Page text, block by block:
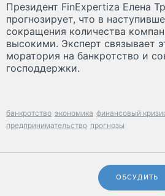
Президент FinExpertiza Елена
прогнозирует, что в
сокращения количества
высокими. Эксперт связывает
моратория на банкротство и
господдержки.
банкротство экономика финансовый
предпринимательство прогнозы
ОБСУДИТЬ